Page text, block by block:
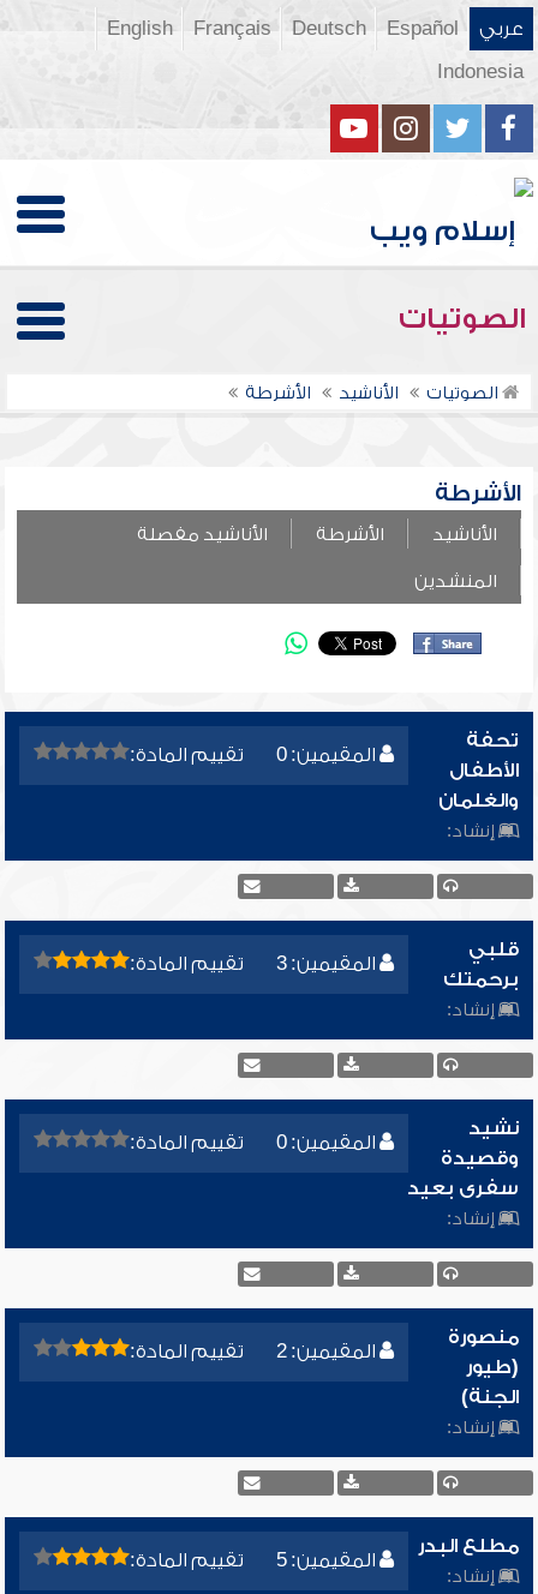
عربي Español
Deutsch
Français
English
Indonesia
الصوتيات
الصوتيات الأناشيد الأشرطة
الأشرطة
الأناشيد الأشرطة الأناشيد مفصلة
المنشدين
المقيمين: 0 تقييم المادة:
تحفة
الأطفال
والغلمان
إنشاد:
المقيمين: 3 تقييم المادة:
قلبي
برحمتك
إنشاد:
المقيمين: 0 تقييم المادة:
نشيد
وقصيدة
سفرى بعيد
إنشاد:
المقيمين: 2 تقييم المادة:
منصورة
(طيور
الجنة)
إنشاد:
المقيمين: 5 تقييم المادة:
مطلع البدر
إنشاد: